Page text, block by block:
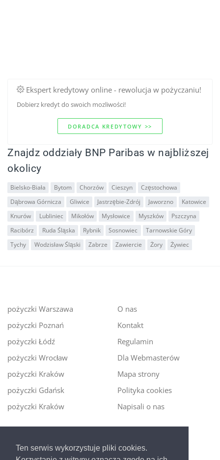
Ten serwis wykorzystuje pliki cookies.
Ekspert kredytowy online - rewolucja w pożyczaniu!
Dobierz kredyt do swoich mozliwości!
DORADCA KREDYTOWY >>
Znajdz oddziały BNP Paribas w najbliższej
okolicy
Bielsko-Biała Bytom Chorzów Cieszyn
Częstochowa
Dąbrowa Górnicza
Gliwice Jastrzębie-Zdrój Jaworzno
Katowice
Knurów
Lubliniec Mikołów Mysłowice Myszków
Pszczyna
Racibórz
Ruda Śląska Rybnik Sosnowiec
Tarnowskie Góry
Tychy
Wodzisław Śląski Zabrze Zawiercie Żory Żywiec
pożyczki Warszawa
pożyczki Poznań
pożyczki Łódź
pożyczki Wrocław
pożyczki Kraków
pożyczki Gdańsk
pożyczki Kraków
O nas
Kontakt
Regulamin
Dla Webmasterów
Mapa strony
Polityka cookies
Napisali o nas
Ekspert kredytowy online- nowa era szybkiego i